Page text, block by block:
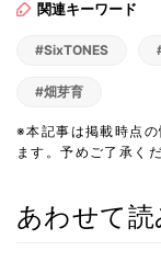
関連キーワード
#SixTONES
#畑芽育
※本記事は掲載時点
ます。予めご了承くだ
あわせて